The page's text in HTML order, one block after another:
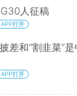
显示，截至2020年Q1
Vanguard）、贝莱德-
人征稿
APP打开
差和“割韭菜”
APP打开